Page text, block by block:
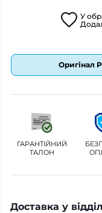
У
Оригінал
ГАРАНТІЙНИЙ
ТАЛОН
Доставка у